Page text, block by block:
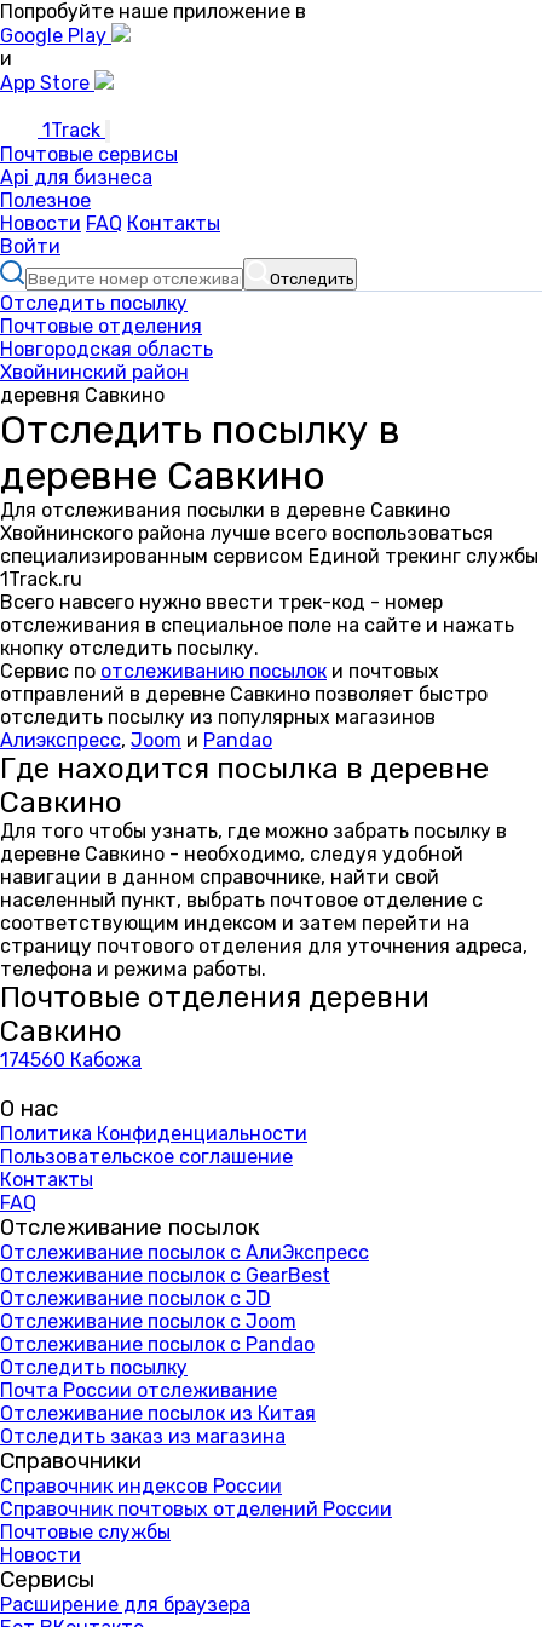
Попробуйте наше приложение в
Google Play
и
App Store
1Track
Почтовые сервисы
Api для бизнеса
Полезное
Новости FAQ Контакты
Войти
Отследить
Отследить посылку
Почтовые отделения
Новгородская область
Хвойнинский район
деревня Савкино
Отследить посылку в
деревне Савкино
Для отслеживания посылки в деревне Савкино
Хвойнинского района лучше всего воспользоваться
специализированным сервисом Единой трекинг службы
1Track.ru
Всего навсего нужно ввести трек-код - номер
отслеживания в специальное поле на сайте и нажать
кнопку отследить посылку.
Сервис по отслеживанию посылок и почтовых
отправлений в деревне Савкино позволяет быстро
отследить посылку из популярных магазинов
Алиэкспресс, Joom и Pandao
Где находится посылка в деревне
Савкино
Для того чтобы узнать, где можно забрать посылку в
деревне Савкино - необходимо, следуя удобной
навигации в данном справочнике, найти свой
населенный пункт, выбрать почтовое отделение с
соответствующим индексом и затем перейти на
страницу почтового отделения для уточнения адреса,
телефона и режима работы.
Почтовые отделения деревни
Савкино
174560 Кабожа
О нас
Политика Конфиденциальности
Пользовательское соглашение
Контакты
FAQ
Отслеживание посылок
Отслеживание посылок с АлиЭкспресс
Отслеживание посылок с GearBest
Отслеживание посылок с JD
Отслеживание посылок с Joom
Отслеживание посылок с Pandao
Отследить посылку
Почта России отслеживание
Отслеживание посылок из Китая
Отследить заказ из магазина
Справочники
Справочник индексов России
Справочник почтовых отделений России
Почтовые службы
Новости
Сервисы
Расширение для браузера